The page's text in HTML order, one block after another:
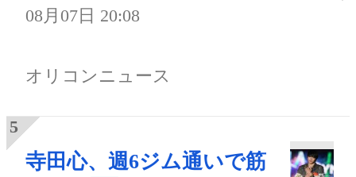
08月07日 20:08
オリコンニュース
寺田心、週6ジム通いで筋